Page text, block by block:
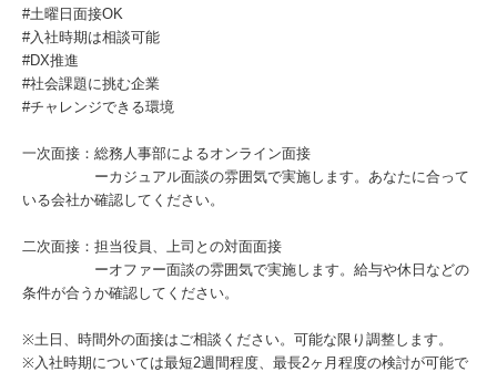
#土曜日面接OK
#入社時期は相談可能
#DX推進
#社会課題に挑む企業
#チャレンジできる環境
一次面接：総務人事部によるオンライン面接
ーカジュアル面談の雰囲気で実施します。あなたに合って
いる会社か確認してください。
二次面接：担当役員、上司との対面面接
ーオファー面談の雰囲気で実施します。給与や休日などの
条件が合うか確認してください。
※土日、時間外の面接はご相談ください。可能な限り調整します。
※入社時期については最短2週間程度、最長2ヶ月程度の検討が可能で